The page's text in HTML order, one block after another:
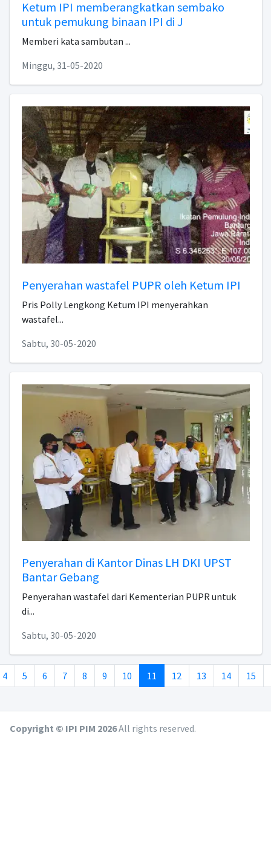
Ketum IPI memberangkatkan sembako
untuk pemukung binaan IPI di J
Memberi kata sambutan ...
Minggu, 31-05-2020
Penyerahan wastafel PUPR oleh Ketum IPI
Pris Polly Lengkong Ketum IPI menyerahkan
wastafel...
Sabtu, 30-05-2020
Penyerahan di Kantor Dinas LH DKI UPST
Bantar Gebang
Penyerahan wastafel dari Kementerian PUPR untuk
di...
Sabtu, 30-05-2020
4 5 6 7 8 9 10 11 (current)
12 13 14 15
Copyright © IPI PIM 2026All rights reserved.